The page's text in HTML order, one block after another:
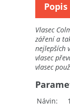
Vlasec
záření a
nejlepších
vlasec
vlasec
Návin
Popis